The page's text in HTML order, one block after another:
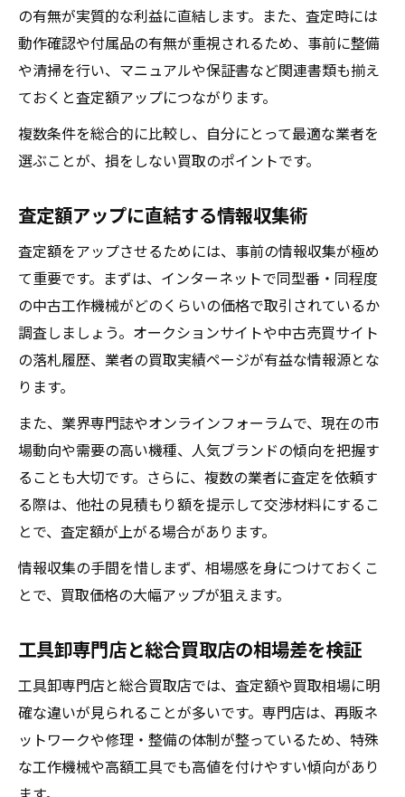
の有無が実質的な利益に直結します。また、査定時には
動作確認や付属品の有無が重視されるため、事前に整備
や清掃を行い、マニュアルや保証書など関連書類も揃え
ておくと査定額アップにつながります。
複数条件を総合的に比較し、自分にとって最適な業者を
選ぶことが、損をしない買取のポイントです。
査定額アップに直結する情報収集術
査定額をアップさせるためには、事前の情報収集が極め
て重要です。まずは、インターネットで同型番・同程度
の中古工作機械がどのくらいの価格で取引されているか
調査しましょう。オークションサイトや中古売買サイト
の落札履歴、業者の買取実績ページが有益な情報源とな
ります。
また、業界専門誌やオンラインフォーラムで、現在の市
場動向や需要の高い機種、人気ブランドの傾向を把握す
ることも大切です。さらに、複数の業者に査定を依頼す
る際は、他社の見積もり額を提示して交渉材料にするこ
とで、査定額が上がる場合があります。
情報収集の手間を惜しまず、相場感を身につけておくこ
とで、買取価格の大幅アップが狙えます。
工具卸専門店と総合買取店の相場差を検証
工具卸専門店と総合買取店では、査定額や買取相場に明
確な違いが見られることが多いです。専門店は、再販ネ
ットワークや修理・整備の体制が整っているため、特殊
な工作機械や高額工具でも高値を付けやすい傾向があり